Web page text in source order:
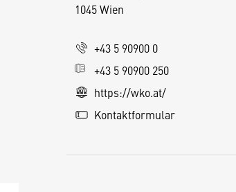
1045 Wien
+43 5 90900 0
+43 5 90900 250
https://wko.at/
Kontaktformular